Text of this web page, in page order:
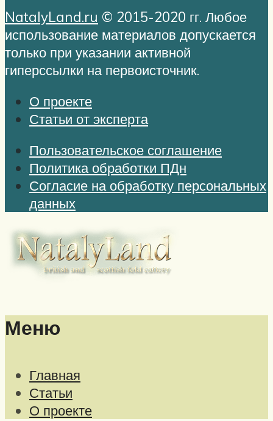
NatalyLand.ru © 2015-2020 гг. Любое
использование материалов допускается
только при указании активной
гиперссылки на первоисточник.
О проекте
Статьи от эксперта
Пользовательское соглашение
Политика обработки ПДн
Согласие на обработку персональных
данных
Меню
Главная
Статьи
О проекте